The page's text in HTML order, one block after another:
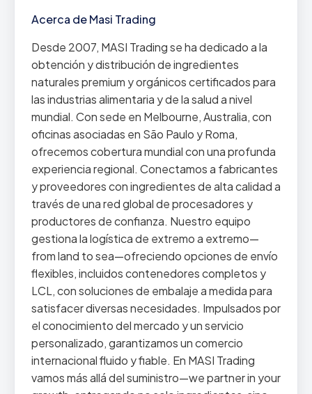
Acerca de Masi Trading
Desde 2007, MASI Trading se ha dedicado a la
obtención y distribución de ingredientes
naturales premium y orgánicos certificados para
las industrias alimentaria y de la salud a nivel
mundial. Con sede en Melbourne, Australia, con
oficinas asociadas en São Paulo y Roma,
ofrecemos cobertura mundial con una profunda
experiencia regional. Conectamos a fabricantes
y proveedores con ingredientes de alta calidad a
través de una red global de procesadores y
productores de confianza. Nuestro equipo
gestiona la logística de extremo a extremo—
from land to sea—ofreciendo opciones de envío
flexibles, incluidos contenedores completos y
LCL, con soluciones de embalaje a medida para
satisfacer diversas necesidades. Impulsados por
el conocimiento del mercado y un servicio
personalizado, garantizamos un comercio
internacional fluido y fiable. En MASI Trading
vamos más allá del suministro—we partner in your